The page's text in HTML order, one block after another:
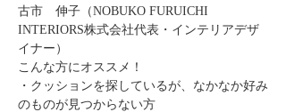
古市　伸子（NOBUKO FURUICHI
INTERIORS株式会社代表・インテリアデザ
イナー）
こんな方にオススメ！
・クッションを探しているが、なかなか好み
のものが見つからない方